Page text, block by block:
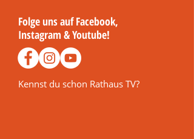
Folge uns auf Facebook,
Instagram & Youtube!
Kennst du schon Rathaus TV?